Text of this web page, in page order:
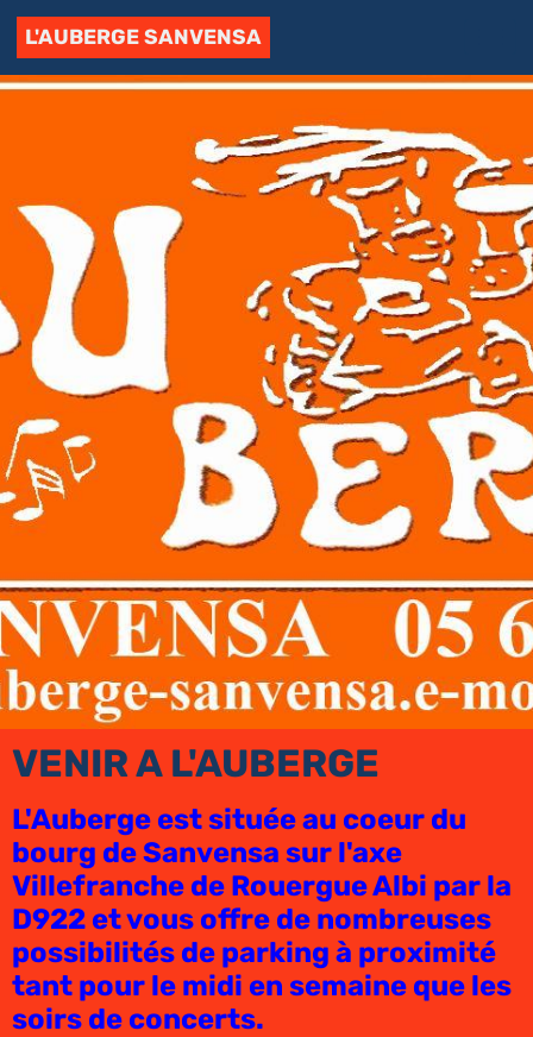
L'AUBERGE SANVENSA
VENIR A L'AUBERGE
L'Auberge est située au coeur du
bourg de Sanvensa sur l'axe
Villefranche de Rouergue Albi par la
D922 et vous offre de nombreuses
possibilités de parking à proximité
tant pour le midi en semaine que les
soirs de concerts.